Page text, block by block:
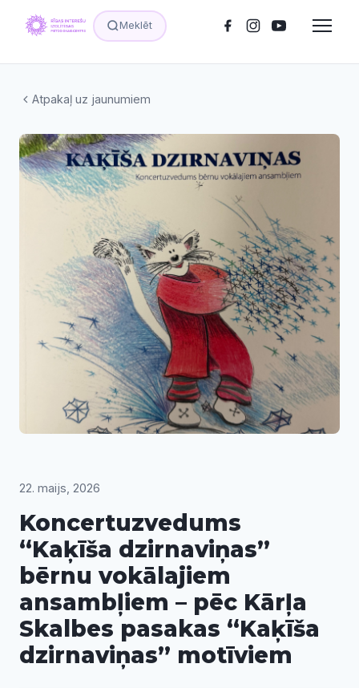
Meklēt
Atpakaļ uz jaunumiem
22. maijs, 2026
Koncertuzvedums
“Kaķīša dzirnaviņas”
bērnu vokālajiem
ansambļiem – pēc Kārļa
Skalbes pasakas “Kaķīša
dzirnaviņas” motīviem